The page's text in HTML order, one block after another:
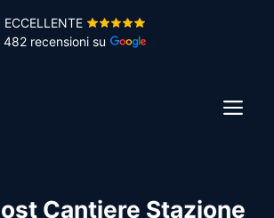
ECCELLENTE
482 recensioni su
Cantiere Stazione